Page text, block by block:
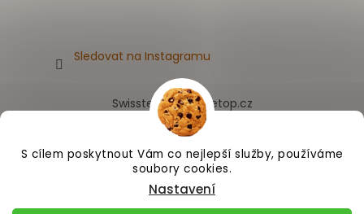
S cílem poskytnout Vám co nejlepší služby, používáme
soubory cookies.
Nastavení
Sledovat na Instagramu
Swissten.eu Appletop.cz
Vytvořil Shoptet